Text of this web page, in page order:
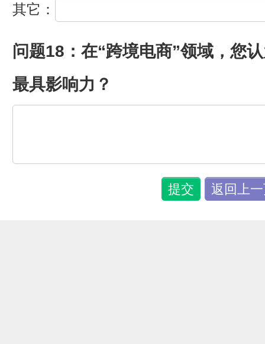
其它：
问题18：在“跨境电商”领域，您
最具影响力？